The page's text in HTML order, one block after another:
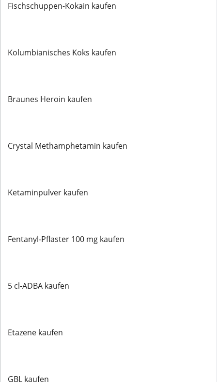
Fischschuppen-Kokain kaufen
Kolumbianisches Koks kaufen
Braunes Heroin kaufen
Crystal Methamphetamin kaufen
Ketaminpulver kaufen
Fentanyl-Pflaster 100 mg kaufen
5 cl-ADBA kaufen
Etazene kaufen
GBL kaufen